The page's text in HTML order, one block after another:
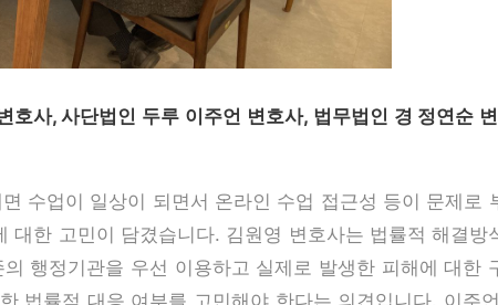
사, 사단법인 두루 이주언 변호사, 법무법인 경 정연순
수업이 일상이 되면서 온라인 수업 접근성 등이 문제로
한 고민이 담겼습니다. 김원영 변호사는 법률적 해결방
행정기관을 우선 이용하고 실제로 발생한 피해에 대한
법률적 대응 여부를 고민해야 한다는 의견입니다. 이주